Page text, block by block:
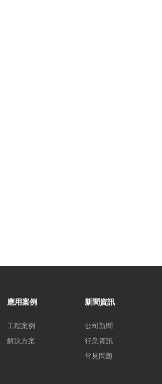
應用案例
工程案例
解決方案
新聞資訊
公司新聞
行業資訊
常見問題